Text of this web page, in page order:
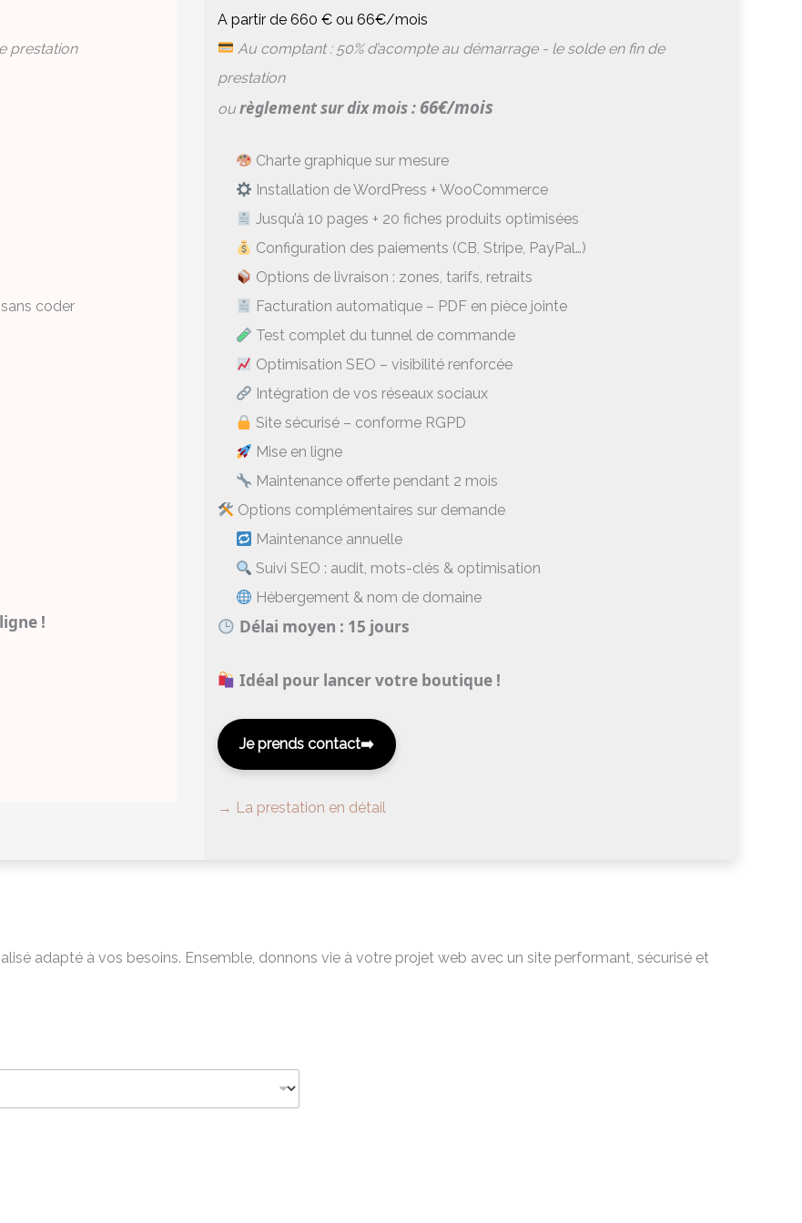
prestation
coder
!
A partir de 660 € ou 66€/mois
Au comptant : 50% d’acompte au démarrage - le solde en fin de
prestation
ou règlement sur dix mois : 66€/mois
Charte graphique sur mesure
Installation de WordPress + WooCommerce
Jusqu’à 10 pages + 20 fiches produits optimisées
Configuration des paiements (CB, Stripe, PayPal…)
Options de livraison : zones, tarifs, retraits
Facturation automatique – PDF en pièce jointe
Test complet du tunnel de commande
Optimisation SEO – visibilité renforcée
Intégration de vos réseaux sociaux
Site sécurisé – conforme RGPD
Mise en ligne
Maintenance offerte pendant 2 mois
Options complémentaires sur demande
Maintenance annuelle
Suivi SEO : audit, mots-clés & optimisation
Hébergement & nom de domaine
Délai moyen : 15 jours
Idéal pour lancer votre boutique !
Je prends contact
→ La prestation en détail
adapté à vos besoins. Ensemble, donnons vie à votre projet web avec un site performant, sécurisé et